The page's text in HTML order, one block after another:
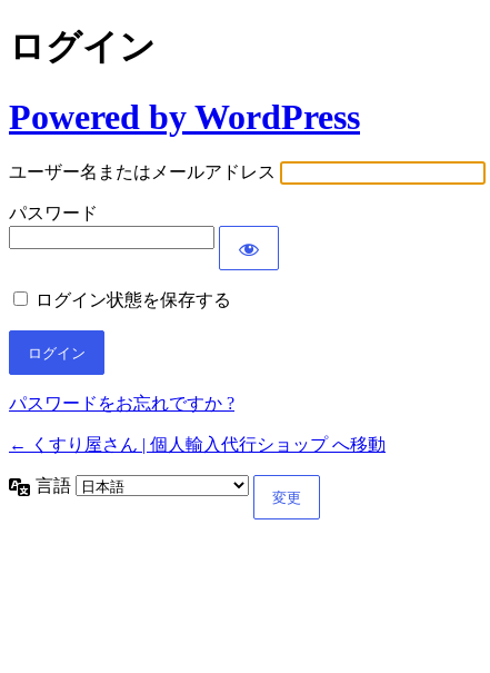
ログイン
Powered by WordPress
ユーザー名またはメールアドレス
パスワード
ログイン状態を保存する
パスワードをお忘れですか ?
← くすり屋さん | 個人輸入代行ショップ へ移動
言語